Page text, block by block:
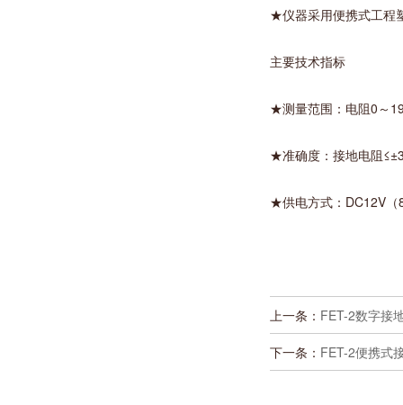
★仪器采用便携式工程
主要技术指标
★测量范围：电阻0～
★准确度：接地电阻
★供电方式：DC12V（
上一条： FET-2数字接
下一条： FET-2便携式